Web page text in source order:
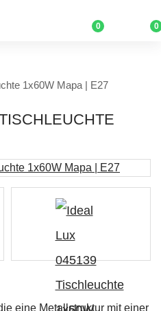
0 0
1x60W Mapa | E27
eine Metallstruktur mit einer